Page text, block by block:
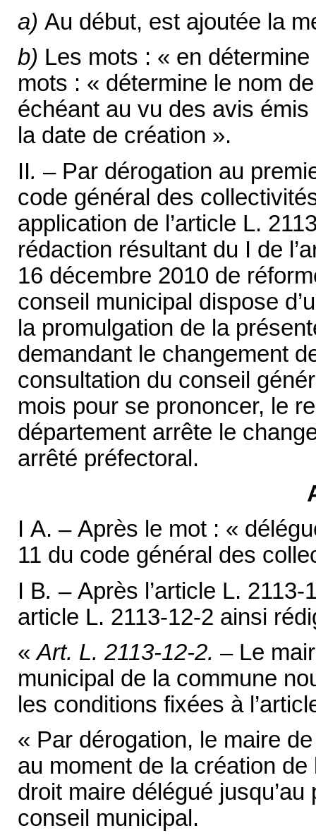
a) Au début, est ajoutée la
b) Les mots : « en
mots : « détermine le nom
échéant au vu des avis
la date de création ».
II. – Par dérogation au
code général des
application de l’article L.
rédaction résultant du I de
16 décembre 2010 de
conseil municipal dispose
la promulgation de la
demandant le changement
consultation du conseil
mois pour se prononcer, le
département arrête le
arrêté préfectoral.
I A. – Après le mot : «
11 du code général des
I B. – Après l’article L.
article L. 2113-12-2 ainsi
«Art. L. 2113-12-2. – Le
municipal de la commune
les conditions fixées à
« Par dérogation, le maire
au moment de la création
droit maire délégué
conseil municipal.